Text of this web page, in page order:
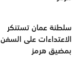
سلطنة عمان تستنكر
الاعتداءات على السفن
بمضيق هرمز